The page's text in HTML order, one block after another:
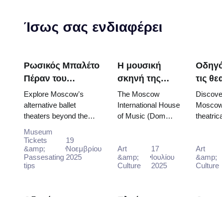
Ίσως σας ενδιαφέρει
Ρωσικός Μπαλέτο
Πέραν του
Μπολσόι:
Εναλλακτικά
Θεάτρα στη
Μόσχα
Explore Moscow's
alternative ballet
theaters beyond the
interpretations and
unique dance
experiences.
Museum
Tickets
&amp;
Passesating
tips
19
Νοεμβρίου
2025
Η μουσική
σκηνή της
Μόσχας:
Αίθουσες
συναυλιών,
και
περιηγήσεις
The Moscow
International House
of Music (Dom
postmodern
complex on the
Kosmodamia...
Art
&amp;
Culture
17
Ιουλίου
2025
τις
και
στη
the
the
Art
&amp;
Culture